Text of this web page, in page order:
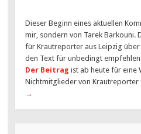
Dieser Beginn eines aktuellen
mir, sondern von Tarek Barkouni.
für Krautreporter aus Leipzig über
den Text für unbedingt
Der Beitrag ist ab heute für eine
Nichtmitglieder von
→